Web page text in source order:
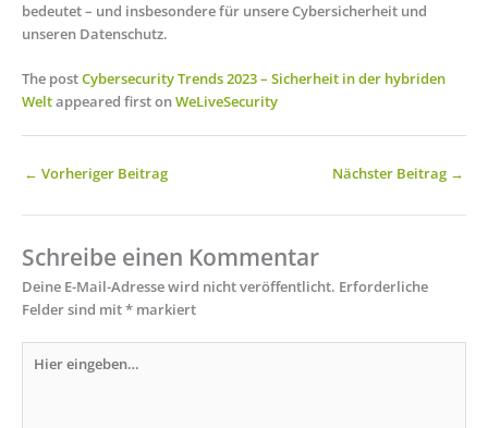
bedeutet – und insbesondere für unsere Cybersicherheit und
unseren Datenschutz.
The postCybersecurity Trends 2023 – Sicherheit in der hybriden
Weltappeared first onWeLiveSecurity
← Vorheriger Beitrag Nächster Beitrag →
Schreibe einen Kommentar
Deine E-Mail-Adresse wird nicht veröffentlicht. Erforderliche
Felder sind mit* markiert
eingeben…